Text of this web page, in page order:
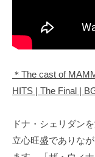
＊The cast of
HITS | The Final |
ドナ・シェリダン
立心旺盛でありな